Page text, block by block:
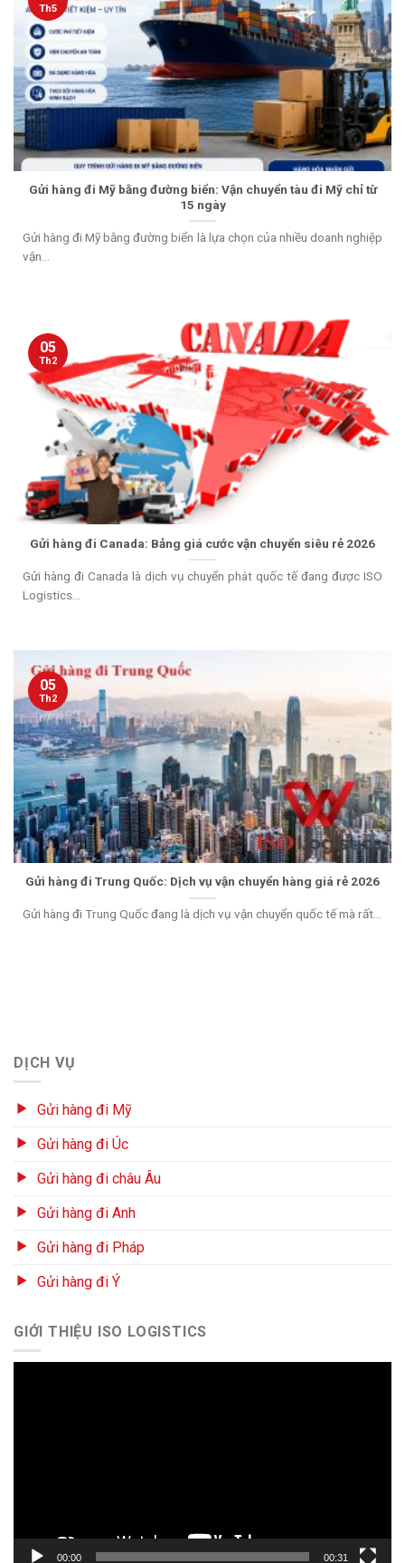
Gửi hàng đi Mỹ bằng đường biển: Vận chuyển tàu đi Mỹ chỉ từ
15 ngày
Gửi hàng đi Mỹ bằng đường biển là lựa chọn của nhiều doanh nghiệp
vận...
Th5
Gửi hàng đi Canada: Bảng giá cước vận chuyển siêu rẻ 2026
Gửi hàng đi Canada là dịch vụ chuyển phát quốc tế đang được ISO
Logistics...
05
Th2
Gửi hàng đi Trung Quốc: Dịch vụ vận chuyển hàng giá rẻ 2026
Gửi hàng đi Trung Quốc đang là dịch vụ vận chuyển quốc tế mà rất...
05
Th2
DỊCH VỤ
Gửi hàng đi Mỹ
Gửi hàng đi Úc
Gửi hàng đi châu Âu
Gửi hàng đi Anh
Gửi hàng đi Pháp
Gửi hàng đi Ý
GIỚI THIỆU ISO LOGISTICS
00:00 00:31